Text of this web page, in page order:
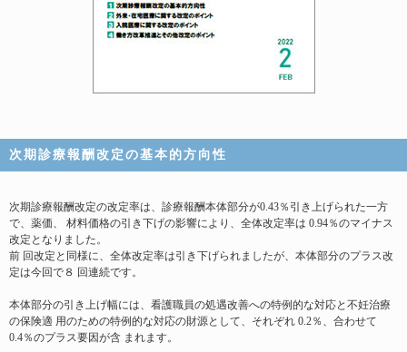
次期診療報酬改定の基本的方向性
次期診療報酬改定の改定率は、診療報酬本体部分が0.43％引き上げられた一方
で、薬価、 材料価格の引き下げの影響により、全体改定率は 0.94％のマイナス
改定となりました。
前 回改定と同様に、全体改定率は引き下げられましたが、本体部分のプラス改
定は今回で８ 回連続です。
本体部分の引き上げ幅には、看護職員の処遇改善への特例的な対応と不妊治療
の保険適 用のための特例的な対応の財源として、それぞれ 0.2％、合わせて
0.4％のプラス要因が含 まれます。